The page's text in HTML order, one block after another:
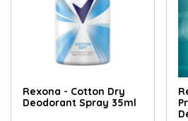
Rexona - Cotton Dry
Deodorant Spray 35ml